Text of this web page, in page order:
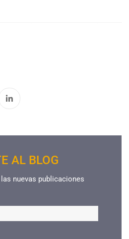
AL BLOG
nuevas publicaciones